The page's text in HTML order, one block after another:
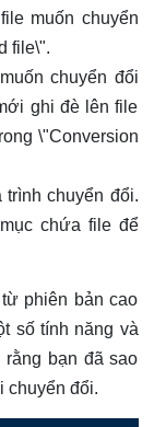
muốn chuyển
file\".
chuyển đổi
ghi đè lên file
\"Conversion
trình chuyển đổi.
chứa file để
phiên bản cao
số tính năng và
bạn đã sao
chuyển đổi.